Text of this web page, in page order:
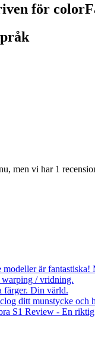
för
men vi har 1
modeller är
/ vridning.
Din värld.
ditt munstycke och
S1 Review - En